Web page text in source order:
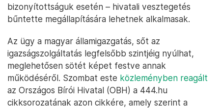
bizonyítottságuk esetén – hivatali vesztegetés
bűntette megállapítására lehetnek alkalmasak.
Az ügy a magyar államigazgatás, sőt az
igazságszolgáltatás legfelsőbb szintjéig nyúlhat,
meglehetősen sötét képet festve annak
működéséről. Szombat este közleményben reagált
az Országos Bírói Hivatal (OBH) a 444.hu
cikksorozatának azon cikkére, amely szerint a